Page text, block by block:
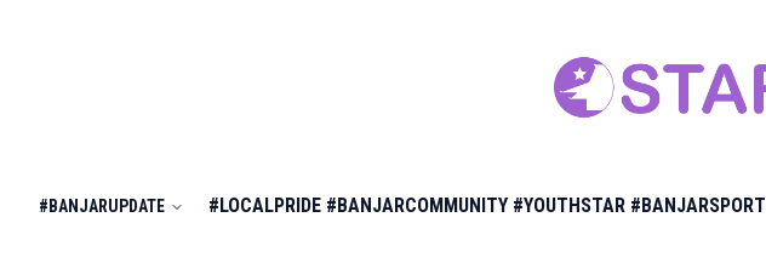
#BANJARUPDATE #LOCALPRIDE #BANJARCOMMUNITY #YOUTHSTAR #BANJARSPORT